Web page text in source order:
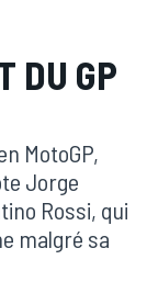
DU GP
MotoGP,
Jorge
Rossi, qui
malgré sa